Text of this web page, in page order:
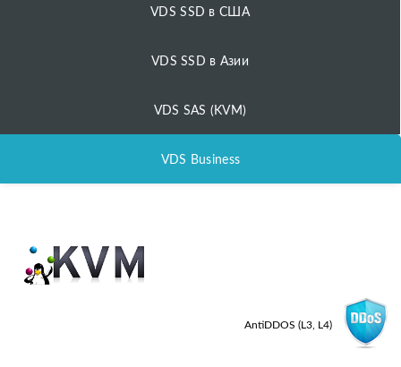
VDS SSD в США
VDS SSD в Азии
VDS SAS (KVM)
VDS Business
AntiDDOS (L3, L4)